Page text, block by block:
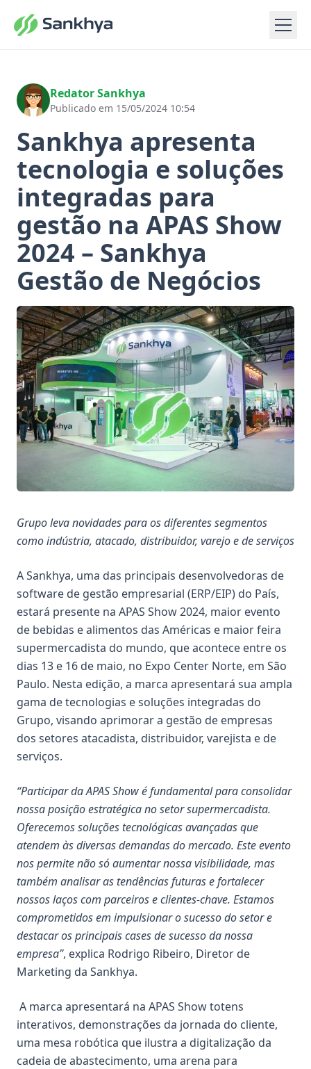
Redator Sankhya
Publicado em 15/05/2024 10:54
Sankhya apresenta
tecnologia e soluções
integradas para
gestão na APAS Show
2024 – Sankhya
Gestão de Negócios
Grupo levanovidades para os diferentes segmentos
comoindústria, atacado, distribuidor, varejo e de serviços
A Sankhya, uma das principais desenvolvedoras de
software de gestão empresarial (ERP/EIP) do País,
estará presente na APAS Show 2024, maior evento
de bebidas e alimentos das Américas e maior feira
supermercadista do mundo, que acontece entre os
dias 13 e 16 de maio, no Expo Center Norte, em São
Paulo. Nesta edição, a marca apresentará sua ampla
gama de tecnologias e soluções integradas do
Grupo, visando aprimorar a gestão de empresas
dos setores atacadista, distribuidor, varejista e de
serviços.
“Participar da APAS Show é fundamental para consolidar
nossa posição estratégica no setor supermercadista.
Oferecemos soluções tecnológicas avançadas que
atendem às diversas demandas do mercado. Este evento
nos permite não só aumentar nossa visibilidade, mas
também analisar as tendências futuras e fortalecer
nossos laços com parceiros e clientes-chave. Estamos
comprometidos em impulsionar o sucesso do setor e
destacar os principais cases de sucesso da nossa
empresa”, explica Rodrigo Ribeiro, Diretor de
Marketing da Sankhya.
A marca apresentará na APAS Show totens
interativos, demonstrações da jornada do cliente,
uma mesa robótica que ilustra a digitalização da
cadeia de abastecimento, uma arena para